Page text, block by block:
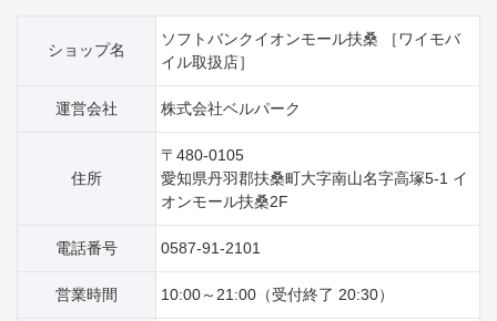
ショップ名
ソフトバンクイオンモール扶桑 ［ワイモバ
イル取扱店］
運営会社 株式会社ベルパーク
住所
〒480-0105
愛知県丹羽郡扶桑町大字南山名字高塚5‐1 イ
オンモール扶桑2F
電話番号 0587-91-2101
営業時間 10:00～21:00（受付終了 20:30）